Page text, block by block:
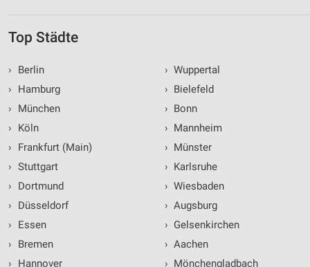
Top Städte
›
Berlin
›
Hamburg
›
München
›
Köln
›
Frankfurt (Main)
› Stuttgart
›
Dortmund
›
Düsseldorf
›
Essen
›
Bremen
›
Hannover
› Wuppertal
› Bielefeld
› Bonn
› Mannheim
› Münster
› Karlsruhe
› Wiesbaden
› Augsburg
› Gelsenkirchen
› Aachen
› Mönchengladbach